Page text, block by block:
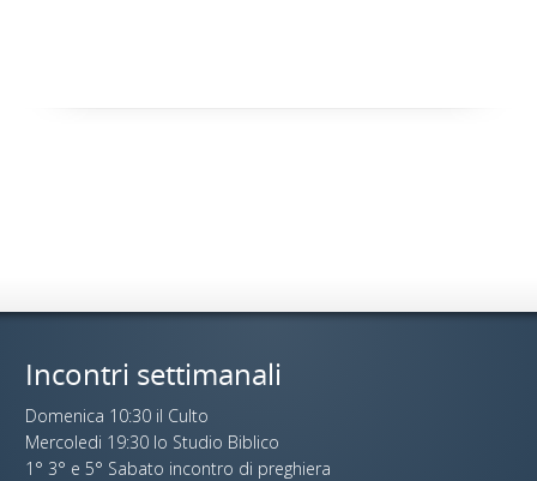
Incontri settimanali
Domenica 10:30 il Culto
Mercoledi 19:30 lo Studio Biblico
1° 3° e 5° Sabato incontro di preghiera